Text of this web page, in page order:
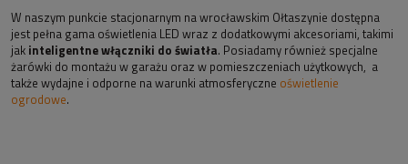
W naszym punkcie stacjonarnym na wrocławskim Ołtaszynie dostępna
jest pełna gama oświetlenia LED wraz z dodatkowymi akcesoriami, takimi
jak inteligentne włączniki do światła. Posiadamy również specjalne
żarówki do montażu w garażu oraz w pomieszczeniach użytkowych, a
także wydajne i odporne na warunki atmosferyczne oświetlenie
ogrodowe.